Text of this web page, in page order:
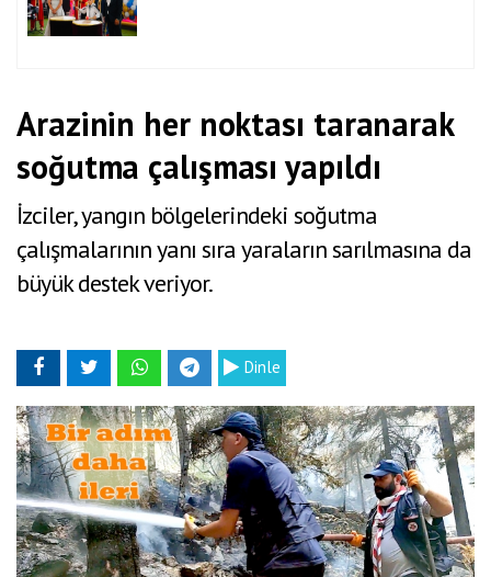
Arazinin her noktası taranarak
soğutma çalışması yapıldı
İzciler, yangın bölgelerindeki soğutma
çalışmalarının yanı sıra yaraların sarılmasına da
büyük destek veriyor.
Dinle